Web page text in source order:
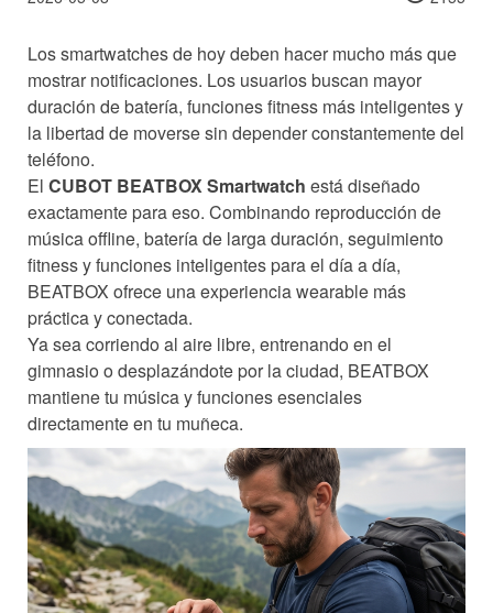
Los smartwatches de hoy deben hacer mucho más que
mostrar notificaciones. Los usuarios buscan mayor
duración de batería, funciones fitness más inteligentes y
la libertad de moverse sin depender constantemente del
teléfono.
El CUBOT BEATBOX Smartwatch está diseñado
exactamente para eso. Combinando reproducción de
música offline, batería de larga duración, seguimiento
fitness y funciones inteligentes para el día a día,
BEATBOX ofrece una experiencia wearable más
práctica y conectada.
Ya sea corriendo al aire libre, entrenando en el
gimnasio o desplazándote por la ciudad, BEATBOX
mantiene tu música y funciones esenciales
directamente en tu muñeca.